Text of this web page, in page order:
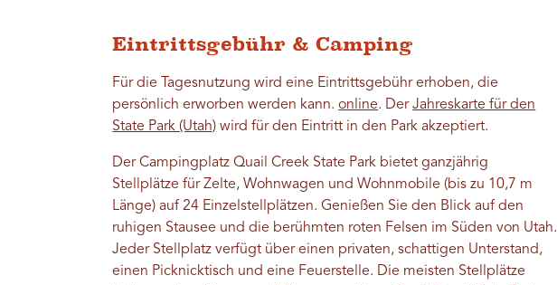
Eintrittsgebühr & Camping
Für die Tagesnutzung wird eine Eintrittsgebühr erhoben, die
persönlich erworben werden kann.online. DerJahreskarte für den
State Park (Utah) wird für den Eintritt in den Park akzeptiert.
Der Campingplatz Quail Creek State Park bietet ganzjährig
Stellplätze für Zelte, Wohnwagen und Wohnmobile (bis zu 10,7 m
Länge) auf 24 Einzelstellplätzen. Genießen Sie den Blick auf den
ruhigen Stausee und die berühmten roten Felsen im Süden von Utah.
Jeder Stellplatz verfügt über einen privaten, schattigen Unterstand,
einen Picknicktisch und eine Feuerstelle. Die meisten Stellplätze